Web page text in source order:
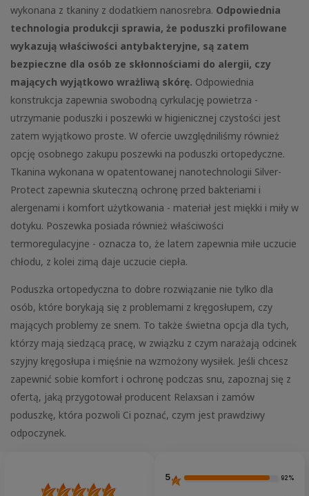
wykonana z tkaniny z dodatkiem nanosrebra. Odpowiednia
technologia produkcji sprawia, że poduszki profilowane
wykazują właściwości antybakteryjne, są zatem
bezpieczne dla osób ze skłonnościami do alergii, czy
mających wyjątkowo wrażliwą skórę. Odpowiednia
konstrukcja zapewnia swobodną cyrkulację powietrza -
utrzymanie poduszki i poszewki w higienicznej czystości jest
zatem wyjątkowo proste. W ofercie uwzględniliśmy również
opcję osobnego zakupu poszewki na poduszki ortopedyczne.
Tkanina wykonana w opatentowanej nanotechnologii Silver-
Protect zapewnia skuteczną ochronę przed bakteriami i
alergenami i komfort użytkowania - materiał jest miękki i miły w
dotyku. Poszewka posiada również właściwości
termoregulacyjne - oznacza to, że latem zapewnia miłe uczucie
chłodu, z kolei zimą daje uczucie ciepła.
Poduszka ortopedyczna to dobre rozwiązanie nie tylko dla
osób, które borykają się z problemami z kręgosłupem, czy
mających problemy ze snem. To także świetna opcja dla tych,
którzy mają siedzącą pracę, w związku z czym narażają odcinek
szyjny kręgosłupa i mięśnie na wzmożony wysiłek. Jeśli chcesz
zapewnić sobie komfort i ochronę podczas snu, zapoznaj się z
ofertą, jaką przygotował producent Relaxsan i zamów
poduszkę, która pozwoli Ci poznać, czym jest prawdziwy
odpoczynek.
5 92%